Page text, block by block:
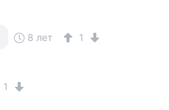
8 лет 1
1